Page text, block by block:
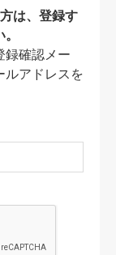
は、登録す
録確認メー
ルアドレスを